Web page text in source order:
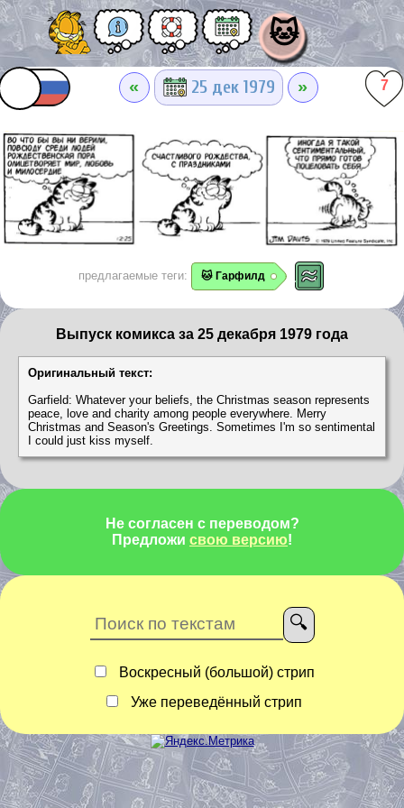
🐱
« 25 дек 1979 » 7
предлагаемые теги: 🐱 Гарфилд
Выпуск комикса за 25 декабря 1979 года
Оригинальный текст:
Garfield: Whatever your beliefs, the Christmas season represents
peace, love and charity among people everywhere. Merry
Christmas and Season's Greetings. Sometimes I'm so sentimental
I could just kiss myself.
Не согласен с переводом?
Предложи свою версию!
Воскресный (большой) стрип
Уже переведённый стрип